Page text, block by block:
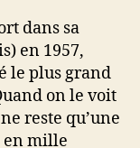
dans sa
en 1957,
le plus grand
on le voit
reste qu’une
en mille